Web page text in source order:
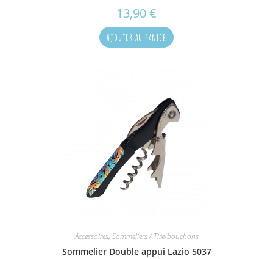
13,90€
Ajouter au panier
Accessoires, Sommeliers / Tire-bouchons
Sommelier Double appui Lazio 5037